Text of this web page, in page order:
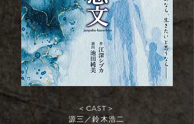
＜CAST＞
源三／鈴木浩二